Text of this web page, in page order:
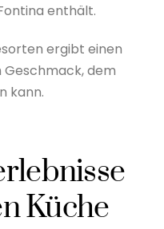
enthält.
ergibt einen
dem
kann.
Küche